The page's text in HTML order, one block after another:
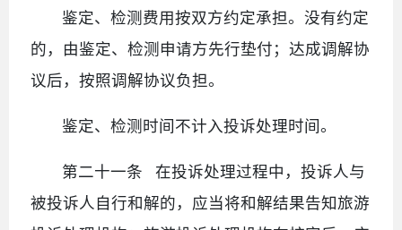
鉴定、检测费用按双方约定承担。没有约定
的，由鉴定、检测申请方先行垫付；达成调解协
议后，按照调解协议负担。
鉴定、检测时间不计入投诉处理时间。
第二十一条 在投诉处理过程中，投诉人与
被投诉人自行和解的，应当将和解结果告知旅游